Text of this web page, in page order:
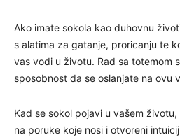
Ako imate sokola kao duhovnu
s alatima za gatanje, proricanju te
vas vodi u životu. Rad sa totemom
sposobnost da se oslanjate na ovu
Kad se sokol pojavi u vašem
na poruke koje nosi i otvoreni